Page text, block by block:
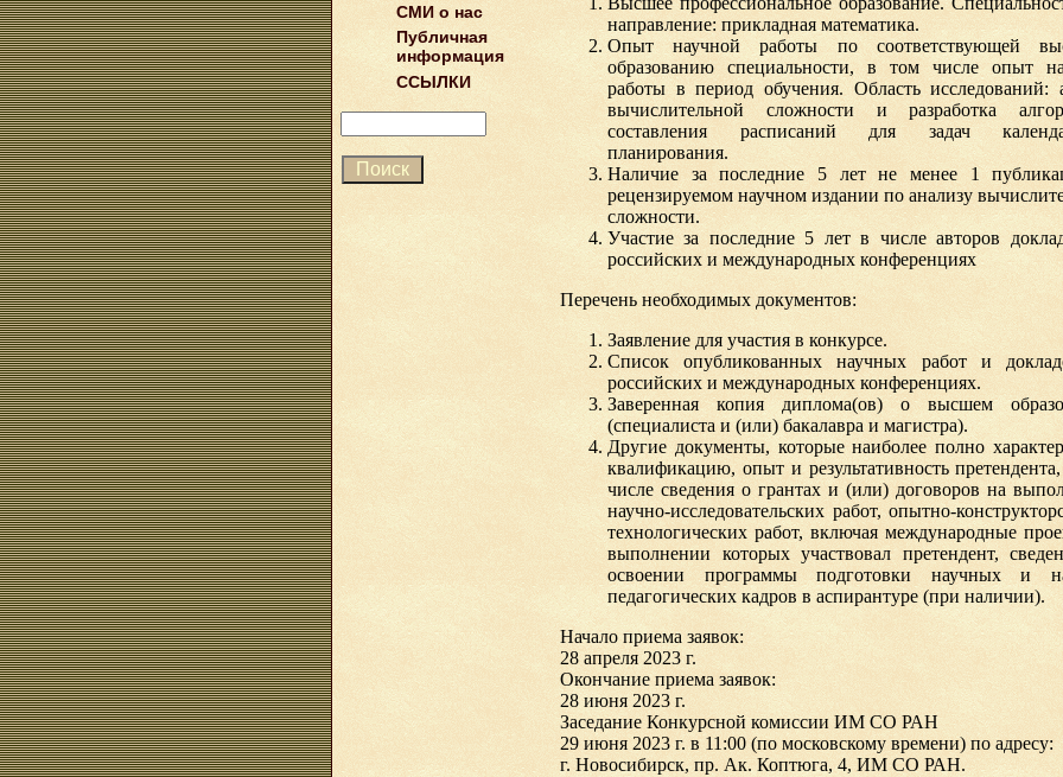
СМИ о нас
Публичная
информация
ССЫЛКИ
направление: прикладная математика.
Опыт научной работы по соответствующей
образованию специальности, в том числе опыт
работы в период обучения. Область исследований:
вычислительной сложности и разработка
составления расписаний для задач
планирования.
Наличие за последние 5 лет не менее 1
рецензируемом научном издании по анализу
сложности.
Участие за последние 5 лет в числе авторов
российских и международных конференциях
Перечень необходимых документов:
Заявление для участия в конкурсе.
Список опубликованных научных работ и
российских и международных конференциях.
Заверенная копия диплома(ов) о высшем
(специалиста и (или) бакалавра и магистра).
Другие документы, которые наиболее полно
квалификацию, опыт и результативность
числе сведения о грантах и (или) договоров на
научно-исследовательских работ, опытно-
технологических работ, включая международные
выполнении которых участвовал претендент,
освоении программы подготовки научных и
педагогических кадров в аспирантуре (при наличии).
Начало приема заявок:
28 апреля 2023 г.
Окончание приема заявок:
28 июня 2023 г.
Заседание Конкурсной комиссии ИМ СО РАН
29 июня 2023 г. в 11:00 (по московскому времени) по адресу:
г. Новосибирск, пр. Ак. Коптюга, 4, ИМ СО РАН.